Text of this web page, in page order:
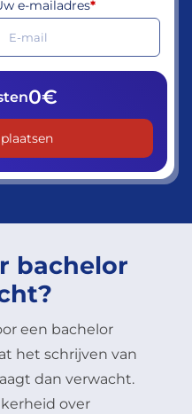
e-mailadres*
0€
bachelor
een bachelor
het schrijven van
dan verwacht.
over